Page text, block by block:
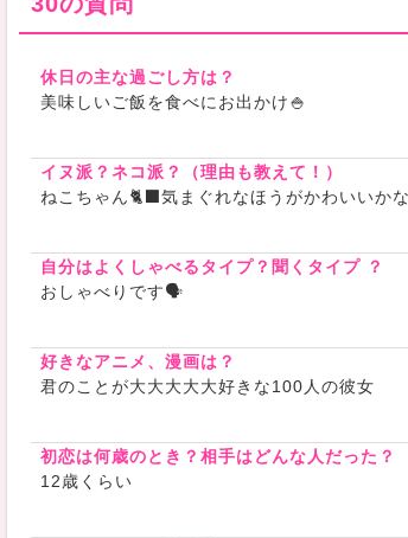
休日の主な過ごし方は？
美味しいご飯を食べにお出かけ🍚
イヌ派？ネコ派？（理由も教えて！）
ねこちゃん🐈‍⬛気まぐれなほうがかわいいか
自分はよくしゃべるタイプ？聞くタイプ ？
おしゃべりです🗣️
好きなアニメ、漫画は？
君のことが大大大大大好きな100人の彼女
初恋は何歳のとき？相手はどんな人だった？
12歳くらい